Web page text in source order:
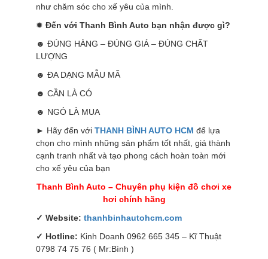
như chăm sóc cho xế yêu của mình.
✹ Đến với Thanh Bình Auto bạn nhận được gì?
☻ ĐÚNG HÀNG – ĐÚNG GIÁ – ĐÚNG CHẤT
LƯỢNG
☻ ĐA DẠNG MẪU MÃ
☻ CẦN LÀ CÓ
☻ NGÓ LÀ MUA
► Hãy đến với THANH BÌNH AUTO HCM để lựa
chọn cho mình những sản phẩm tốt nhất, giá thành
cạnh tranh nhất và tạo phong cách hoàn toàn mới
cho xế yêu của bạn
Thanh Bình Auto – Chuyên phụ kiện đồ chơi xe
hơi chính hãng
✓ Website: thanhbinhautohcm.com
✓ Hotline: Kinh Doanh 0962 665 345 – Kĩ Thuật
0798 74 75 76 ( Mr:Bình )